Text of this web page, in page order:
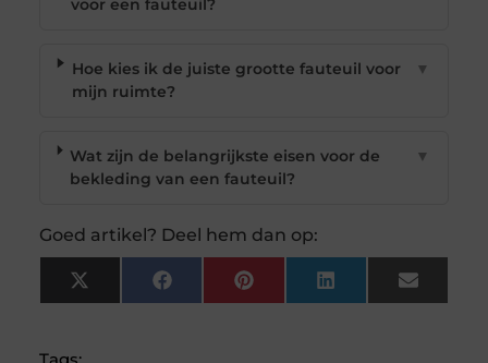
voor een fauteuil?
Hoe kies ik de juiste grootte fauteuil voor
mijn ruimte?
▼
Wat zijn de belangrijkste eisen voor de
bekleding van een fauteuil?
▼
Goed artikel? Deel hem dan op:
X
(Twitter)
FacebookPinterest LinkedIn Email